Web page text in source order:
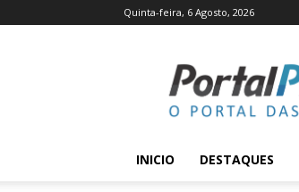
Quinta-feira, 6 Agosto, 2026
Pinzón
INICIO DESTAQUES